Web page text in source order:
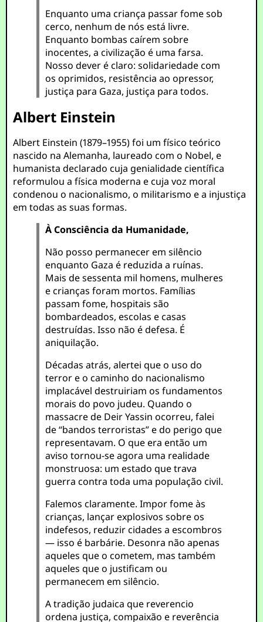
Enquanto uma criança passar fome sob
cerco, nenhum de nós está livre.
Enquanto bombas caírem sobre
inocentes, a civilização é uma farsa.
Nosso dever é claro: solidariedade com
os oprimidos, resistência ao opressor,
justiça para Gaza, justiça para todos.
Albert Einstein
Albert Einstein (1879–1955) foi um físico teórico
nascido na Alemanha, laureado com o Nobel, e
humanista declarado cuja genialidade científica
reformulou a física moderna e cuja voz moral
condenou o nacionalismo, o militarismo e a injustiça
em todas as suas formas.
À Consciência da Humanidade,
Não posso permanecer em silêncio
enquanto Gaza é reduzida a ruínas.
Mais de sessenta mil homens, mulheres
e crianças foram mortos. Famílias
passam fome, hospitais são
bombardeados, escolas e casas
destruídas. Isso não é defesa. É
aniquilação.
Décadas atrás, alertei que o uso do
terror e o caminho do nacionalismo
implacável destruiriam os fundamentos
morais do povo judeu. Quando o
massacre de Deir Yassin ocorreu, falei
de “bandos terroristas” e do perigo que
representavam. O que era então um
aviso tornou-se agora uma realidade
monstruosa: um estado que trava
guerra contra toda uma população civil.
Falemos claramente. Impor fome às
crianças, lançar explosivos sobre os
indefesos, reduzir cidades a escombros
— isso é barbárie. Desonra não apenas
aqueles que o cometem, mas também
aqueles que o justificam ou
permanecem em silêncio.
A tradição judaica que reverencio
ordena justiça, compaixão e reverência